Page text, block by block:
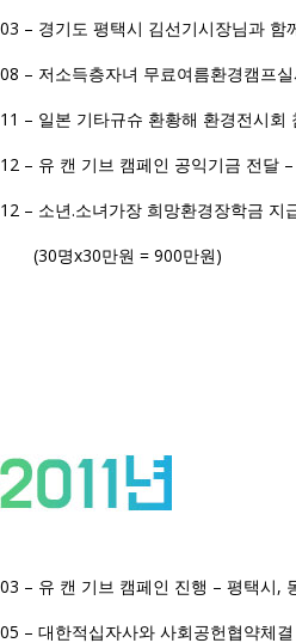
03 – 경기도 평택시 김선기시장님과 함
08 – 저소득층자녀 무료여름환경캠프
11 – 일본 기타규슈 환황해 환경전시회
12 – 유 캔 기브 캠페인 공익기금 전달
12 – 소년.소녀가장 희망환경장학금 지
(30명x30만원 = 900만원)
03 – 유 캔 기브 캠페인 진행 – 평택시,
05 – 대한적십자사와 사회공헌협약체